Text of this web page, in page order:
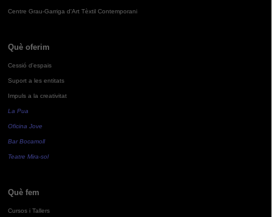
Centre Grau-Garriga d'Art Tèxtil Contemporani
Què oferim
Cessió d'espais
Suport a les entitats
Impuls a la creativitat
La Pua
Oficina Jove
Bar Bocamoll
Teatre Mira-sol
Què fem
Cursos i Tallers